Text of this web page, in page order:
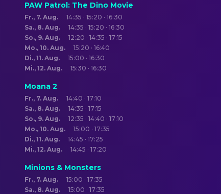
PAW Patrol: The Dino Movie
Fr., 7. Aug.
14:35 · 15:20 · 16:30
Sa., 8. Aug.
14:35 · 15:20 · 16:30
So., 9. Aug.
12:20 · 14:35 · 17:15
Mo., 10. Aug.
15:20 · 16:40
Di., 11. Aug.
15:00 · 16:30
Mi., 12. Aug.
15:30 · 16:30
Moana 2
Fr., 7. Aug.
14:40 · 17:10
Sa., 8. Aug.
14:35 · 17:15
So., 9. Aug.
12:35 · 14:40 · 17:10
Mo., 10. Aug.
15:00 · 17:35
Di., 11. Aug.
14:45 · 17:25
Mi., 12. Aug.
14:45 · 17:20
Minions & Monsters
Fr., 7. Aug.
15:00 · 17:35
Sa., 8. Aug.
15:00 · 17:35